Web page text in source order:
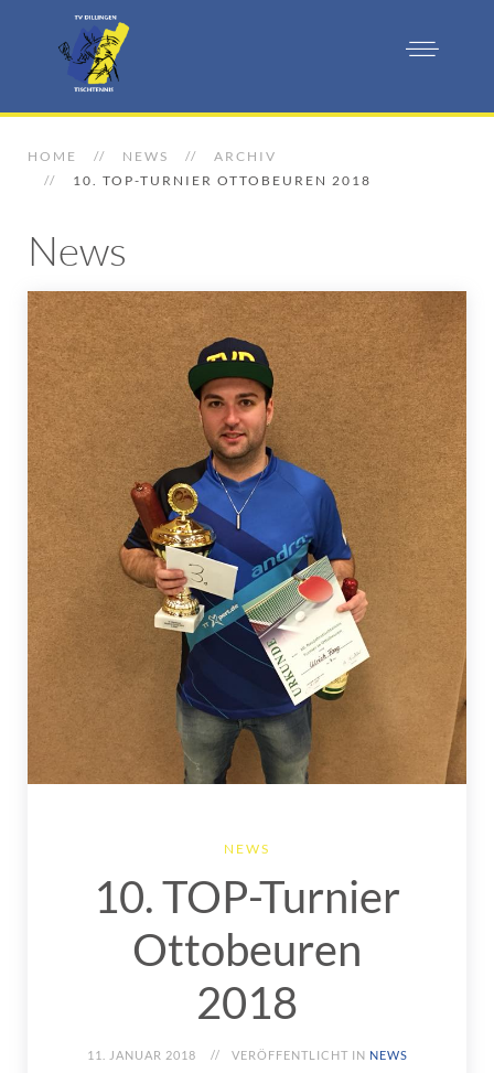
HOME NEWS
ARCHIV
10. TOP-TURNIER OTTOBEUREN 2018
News
NEWS
10. TOP-Turnier
Ottobeuren
2018
11. JANUAR 2018 VERÖFFENTLICHT IN NEWS